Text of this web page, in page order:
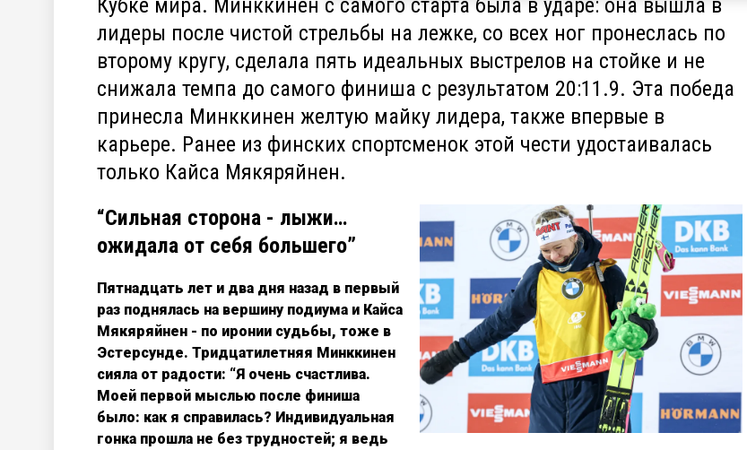
Кубке мира. Минккинен с самого старта была в ударе: она вышла в
лидеры после чистой стрельбы на лежке, со всех ног пронеслась по
второму кругу, сделала пять идеальных выстрелов на стойке и не
снижала темпа до самого финиша с результатом 20:11.9. Эта победа
принесла Минккинен желтую майку лидера, также впервые в
карьере. Ранее из финских спортсменок этой чести удостаивалась
только Кайса Мякяряйнен.
“Сильная сторона - лыжи…
ожидала от себя большего”
Пятнадцать лет и два дня назад в первый
раз поднялась на вершину подиума и Кайса
Мякяряйнен - по иронии судьбы, тоже в
Эстерсунде. Тридцатилетняя Минккинен
сияла от радости: “Я очень счастлива.
Моей первой мыслью после финиша
было: как я справилась? Индивидуальная
гонка прошла не без трудностей; я ведь